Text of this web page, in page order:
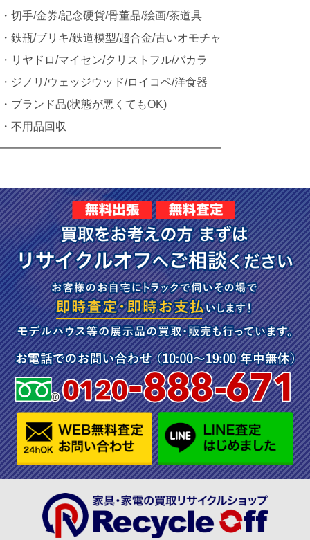
・切手/金券/記念硬貨/骨董品/絵画/茶道具
・鉄瓶/ブリキ/鉄道模型/超合金/古いオモチャ
・リヤドロ/マイセン/クリストフル/バカラ
・ジノリ/ウェッジウッド/ロイコペ/洋食器
・ブランド品(状態が悪くてもOK)
・不用品回収
━━━━━━━━━━━━━━━━━━━━